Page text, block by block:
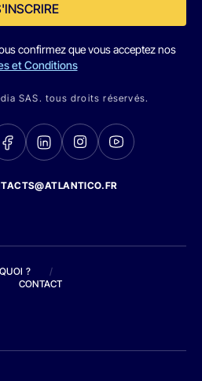
confirmez que vous acceptez nos
et Conditions
SAS. tous droits réservés.
?
/
CONTACT